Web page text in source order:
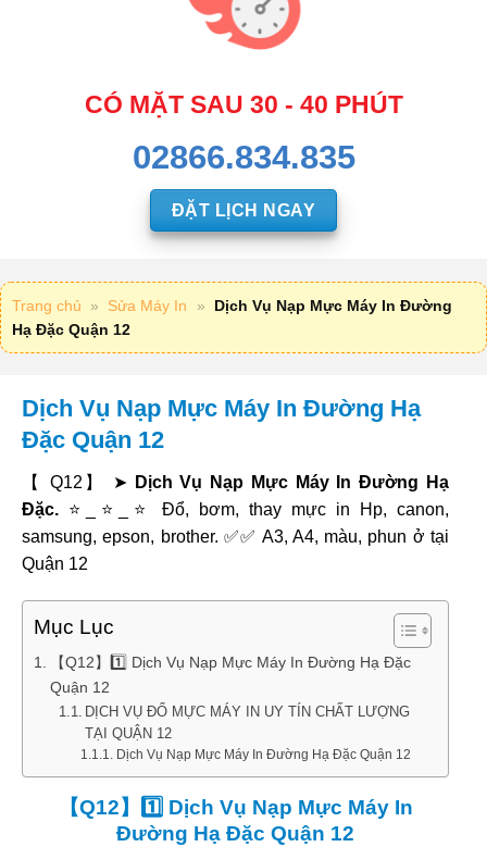
CÓ MẶT SAU 30 - 40 PHÚT
02866.834.835
ĐẶT LỊCH NGAY
Trang chủ » Sửa Máy In »
Dịch Vụ Nạp Mực Máy In Đường
Hạ Đặc Quận 12
Dịch Vụ Nạp Mực Máy In Đường Hạ
Đặc Quận 12
【 Q12】 ➤Dịch Vụ Nạp Mực Máy In Đường Hạ
Đặc. ⭐_⭐_⭐ Đổ, bơm, thay mực in Hp, canon,
samsung, epson, brother. ✅✅ A3, A4, màu, phun ở tại
Quận 12
Mục Lục
【Q12】1️⃣ Dịch Vụ Nạp Mực Máy In Đường Hạ Đặc
Quận 12
DỊCH VỤ ĐỔ MỰC MÁY IN UY TÍN CHẤT LƯỢNG
TẠI QUẬN 12
Dịch Vụ Nạp Mực Máy In Đường Hạ Đặc Quận 12
【Q12】1️⃣ Dịch Vụ Nạp Mực Máy In
Đường Hạ Đặc Quận 12